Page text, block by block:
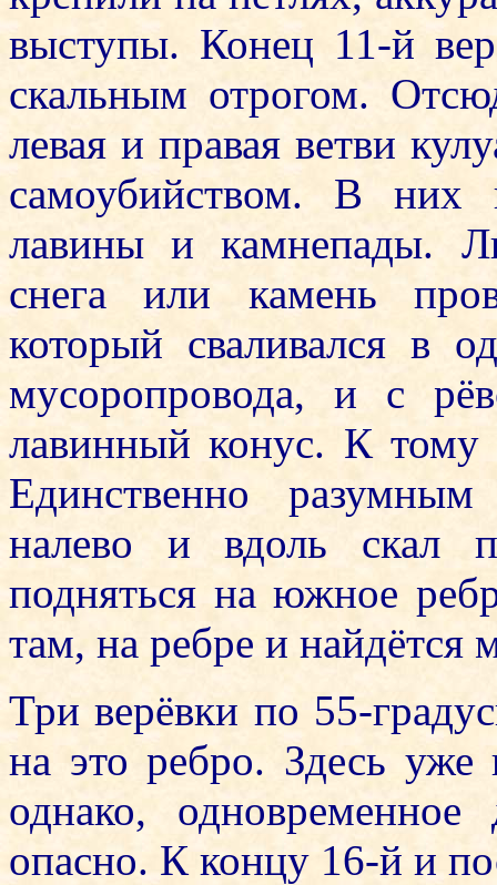
выступы. Конец 11-й
скальным отрогом.
левая и правая ветви
самоубийством. В них
лавины и камнепады.
снега или камень
который сваливался в
мусоропровода, и с
лавинный конус. К тому
Единственно
налево и вдоль скал
подняться на южное
там, на ребре и найдётся
Три верёвки по 55-
на это ребро. Здесь уже
однако,
опасно. К концу 16-й и